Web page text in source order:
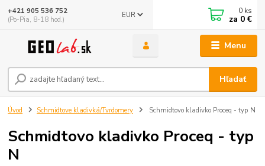
Menu
EUR
Hľadať
+421 905 536 752
(Po-Pia, 8-18 hod.)
0 ks
za 0 €
Úvod Schmidtove kladivká/Tvrdomery Schmidtovo kladivko Proceq - typ N
Schmidtovo kladivko Proceq - typ
N